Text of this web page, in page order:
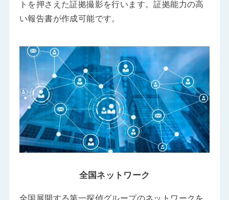
トを押さえた証拠撮影を行います。証拠能力の高
い報告書が作成可能です。
全国ネットワーク